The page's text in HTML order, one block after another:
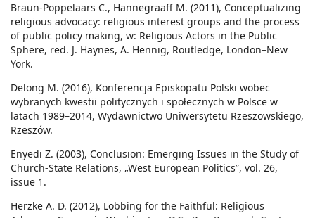
Braun-Poppelaars C., Hannegraaff M. (2011), Conceptualizing
religious advocacy: religious interest groups and the process
of public policy making, w: Religious Actors in the Public
Sphere, red. J. Haynes, A. Hennig, Routledge, London–New
York.
Delong M. (2016), Konferencja Episkopatu Polski wobec
wybranych kwestii politycznych i społecznych w Polsce w
latach 1989–2014, Wydawnictwo Uniwersytetu Rzeszowskiego,
Rzeszów.
Enyedi Z. (2003), Conclusion: Emerging Issues in the Study of
Church-State Relations, „West European Politics”, vol. 26,
issue 1.
Herzke A. D. (2012), Lobbing for the Faithful: Religious